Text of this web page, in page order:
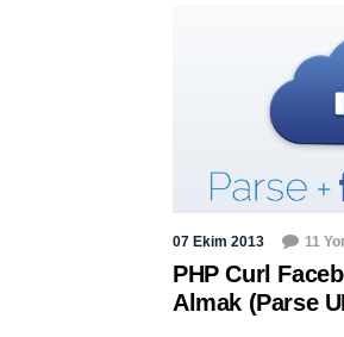
07 Ekim 2013 11
PHP Curl
Almak (Parse